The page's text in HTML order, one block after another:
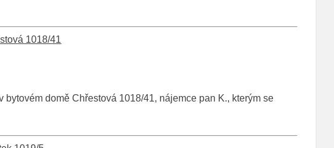
1018/41
domě Chřestová 1018/41, nájemce pan K., kterým se